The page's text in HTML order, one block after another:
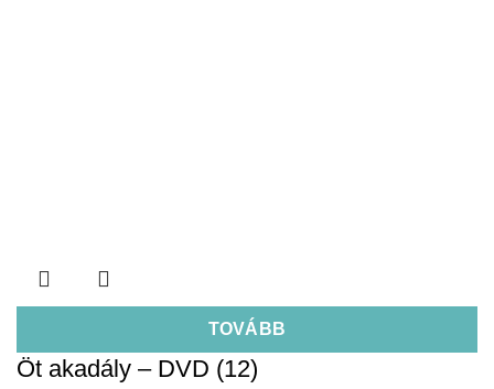
TOVÁBB
Öt akadály – DVD (12)